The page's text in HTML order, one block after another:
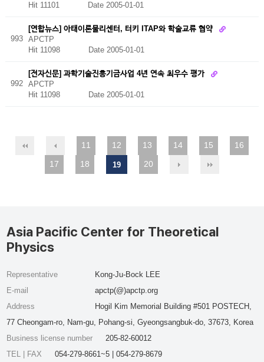
Hit 11101
Date 2005-01-01
993
[연합뉴스] 아태이론물리센터, 터키 ITAP와 학술교류 협약
APCTP
Hit 11098
Date 2005-01-01
992
[전자신문] 과학기술진흥기금사업 4년 연속 최우수 평가
APCTP
Hit 11098
Date 2005-01-01
11 12 13 14 15
16
17
18 19 20
Asia Pacific Center for Theoretical
Physics
Representative
Kong-Ju-Bock LEE
E-mail
apctp(@)apctp.org
Address
Hogil Kim Memorial Building #501 POSTECH,
77 Cheongam-ro, Nam-gu, Pohang-si, Gyeongsangbuk-do, 37673, Korea
Business license number
205-82-60012
TEL | FAX
054-279-8661~5 | 054-279-8679